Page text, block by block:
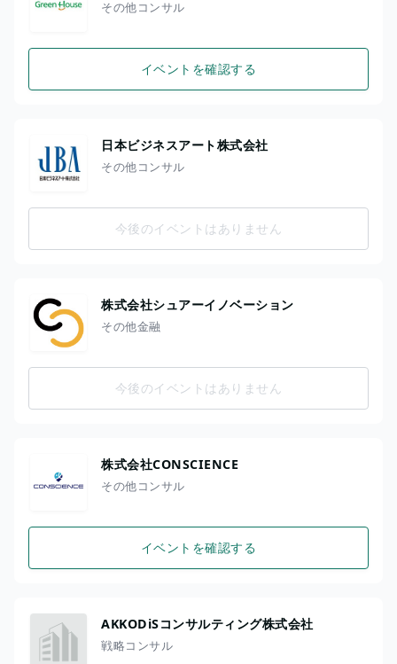
その他コンサル
イベントを確認する
日本ビジネスアート株式会社
その他コンサル
今後のイベントはありません
株式会社シュアーイノベーション
その他金融
今後のイベントはありません
株式会社CONSCIENCE
その他コンサル
イベントを確認する
AKKODiSコンサルティング株式会社
戦略コンサル